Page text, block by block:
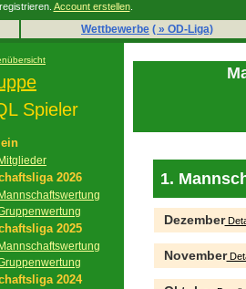
Account erstellen.
Wettbewerbe ( » OD-Liga)
Spieler
Mitglieder
2026
Mannschaftswertung
2025
Mannschaftswertung
2024
1.
Dezember
November